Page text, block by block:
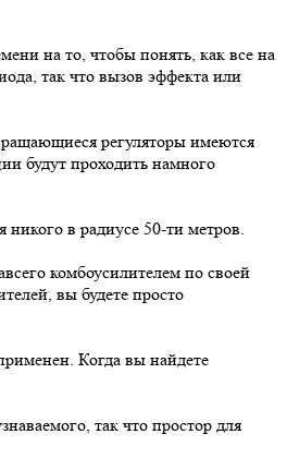
на то, чтобы понять, как все на
так что вызов эффекта или
регуляторы имеются
будут проходить намного
в радиусе 50-ти метров.
комбоусилителем по своей
вы будете просто
Когда вы найдете
так что простор для